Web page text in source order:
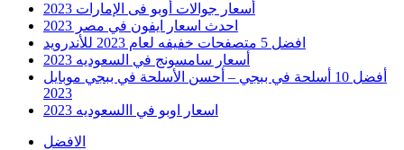
أسعار جوالات أوبو فى الإمارات 2023
احدث اسعار ايفون في مصر 2023
افضل 5 متصفحات خفيفه لعام 2023 للأندرويد
أسعار سامسونج في السعوديه 2023
أفضل 10 أسلحة في ببجي – أحسن الأسلحة في ببجي موبايل
2023
اسعار اوبو في االسعوديه 2023
الافضل